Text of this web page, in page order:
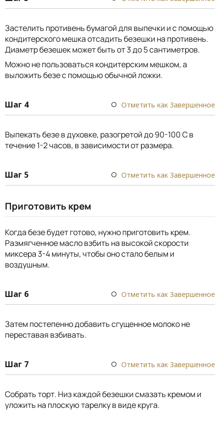
Застелить противень бумагой для выпечки и с помощью
кондитерского мешка отсадить безешки на противень.
Диаметр безешек может быть от 3 до 5 сантиметров.
Можно не пользоваться кондитерским мешком, а
выложить безе с помощью обычной ложки.
Шаг 4 Отметить как Завершенное
Выпекать безе в духовке, разогретой до 90-100 С в
течение 1-2 часов, в зависимости от размера.
Шаг 5 Отметить как Завершенное
Приготовить крем
Когда безе будет готово, нужно приготовить крем.
Размягченное масло взбить на высокой скорости
миксера 3-4 минуты, чтобы оно стало белым и
воздушным.
Шаг 6 Отметить как Завершенное
Затем постепенно добавить сгущенное молоко не
переставая взбивать.
Шаг 7 Отметить как Завершенное
Собрать торт. Низ каждой безешки смазать кремом и
уложить на плоскую тарелку в виде круга.